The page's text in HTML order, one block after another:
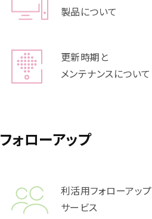
製品について
更新時期と
メンテナンスについて
フォローアップ
利活用フォローアップ
サービス